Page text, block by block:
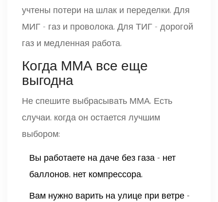
учтены потери на шлак и переделки. Для
МИГ - газ и проволока. Для ТИГ - дорогой
газ и медленная работа.
Когда ММА все еще
выгодна
Не спешите выбрасывать ММА. Есть
случаи, когда он остается лучшим
выбором:
Вы работаете на даче без газа - нет
баллонов, нет компрессора.
Вам нужно варить на улице при ветре -